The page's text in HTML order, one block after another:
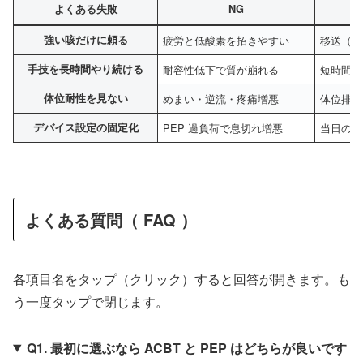
よくある失敗 NG
強い咳だけに頼る 疲労と低酸素を招きやすい 移送（
手技を長時間やり続ける 耐容性低下で質が崩れる 短時間
体位耐性を見ない めまい・逆流・疼痛増悪 体位排
デバイス設定の固定化 PEP 過負荷で息切れ増悪 当日の
よくある質問（ FAQ ）
各項目名をタップ（クリック）すると回答が開きます。も
う一度タップで閉じます。
Q1. 最初に選ぶなら ACBT と PEP はどちらが良いです